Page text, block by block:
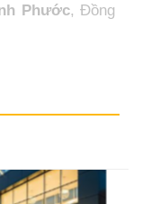
Phước, Đồng